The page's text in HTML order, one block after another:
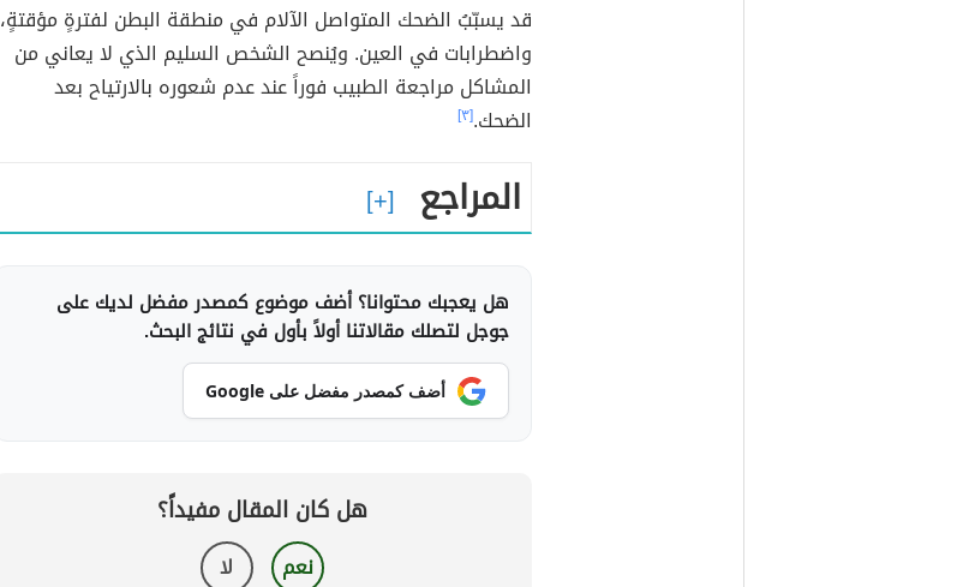
قد يسبّبُ الضحك المتواصل الآلام في منطقة البطن لفترةٍ مؤقتةٍ،
واضطرابات في العين. ويُنصح الشخص السليم الذي لا يعاني من
المشاكل مراجعة الطبيب فوراً عند عدم شعوره بالارتياح بعد
الضحك.[٣]
المراجع
هل يعجبك محتوانا؟ أضف موضوع كمصدر مفضل لديك على
جوجل لتصلك مقالاتنا أولاً بأول في نتائج البحث.
أضف كمصدر مفضل على Google
هل كان المقال مفيداً؟
نعم لا